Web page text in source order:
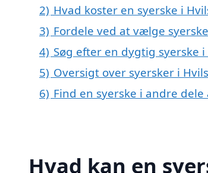
2) Hvad koster en syerske i
3) Fordele ved at vælge
4) Søg efter en dygtig syerske
5) Oversigt over syersker i
6) Find en syerske i andre
Hvad kan en